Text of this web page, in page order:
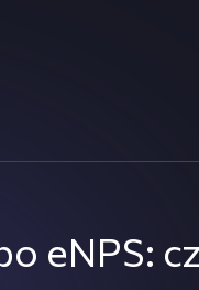
eNPS: